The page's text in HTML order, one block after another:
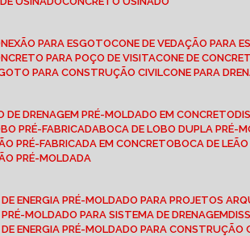
PARA ESGOTO CONE DE VEDAÇÃO PARA
PARA POÇO DE VISITA CONE DE
PARA CONSTRUÇÃO CIVIL CONE PARA
DE DRENAGEM PRÉ-MOLDADO EM CONCRETO
PRÉ-FABRICADA BOCA DE LOBO DUPLA PRÉ-
PRÉ-FABRICADA EM CONCRETO BOCA DE
PRÉ-MOLDADA
DE ENERGIA PRÉ-MOLDADO PARA PROJETOS
PRÉ-MOLDADO PARA SISTEMA DE DRENAGEM
DE ENERGIA PRÉ-MOLDADO PARA CONSTRUÇÃO